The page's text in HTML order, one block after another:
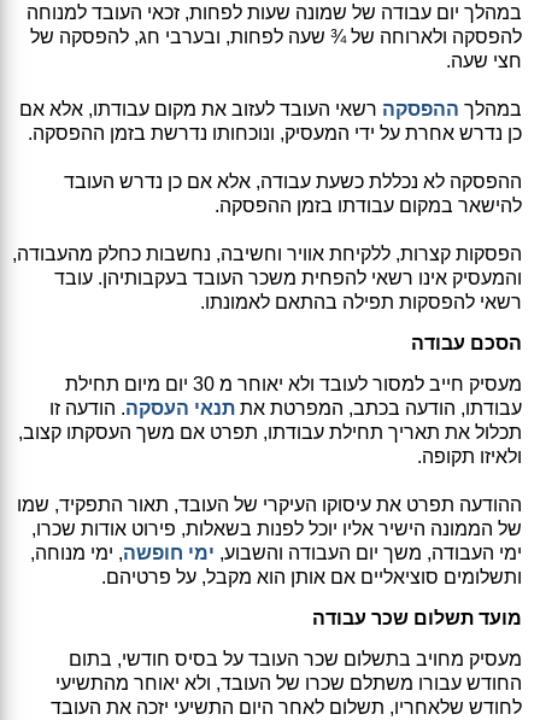
במהלך יום עבודה של שמונה שעות לפחות, זכאי העובד למנוחה
להפסקה ולארוחה של ¾ שעה לפחות, ובערבי חג, להפסקה של
חצי שעה.
במהלך ההפסקה רשאי העובד לעזוב את מקום עבודתו, אלא אם
כן נדרש אחרת על ידי המעסיק, ונוכחותו נדרשת בזמן ההפסקה.
ההפסקה לא נכללת כשעת עבודה, אלא אם כן נדרש העובד
להישאר במקום עבודתו בזמן ההפסקה.
הפסקות קצרות, ללקיחת אוויר וחשיבה, נחשבות כחלק מהעבודה,
והמעסיק אינו רשאי להפחית משכר העובד בעקבותיהן. עובד
רשאי להפסקות תפילה בהתאם לאמונתו.
הסכם עבודה
מעסיק חייב למסור לעובד ולא יאוחר מ 30 יום מיום תחילת
עבודתו, הודעה בכתב, המפרטת את תנאי העסקה. הודעה זו
תכלול את תאריך תחילת עבודתו, תפרט אם משך העסקתו קצוב,
ולאיזו תקופה.
ההודעה תפרט את עיסוקו העיקרי של העובד, תאור התפקיד, שמו
של הממונה הישיר אליו יוכל לפנות בשאלות, פירוט אודות שכרו,
ימי העבודה, משך יום העבודה והשבוע, ימי חופשה, ימי מנוחה,
ותשלומים סוציאליים אם אותן הוא מקבל, על פרטיהם.
מועד תשלום שכר עבודה
מעסיק מחויב בתשלום שכר העובד על בסיס חודשי, בתום
החודש עבורו משתלם שכרו של העובד, ולא יאוחר מהתשיעי
לחודש שלאחריו, תשלום לאחר היום התשיעי יזכה את העובד